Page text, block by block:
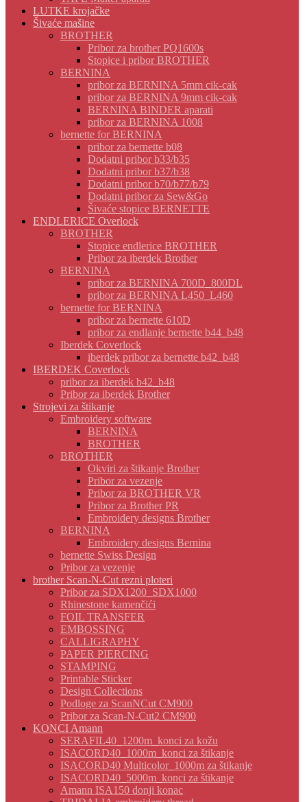
LUTKE krojačke
Šivaće mašine
BROTHER
Pribor za brother PQ1600s
Stopice i pribor BROTHER
BERNINA
pribor za BERNINA 5mm cik-cak
pribor za BERNINA 9mm cik-cak
BERNINA BINDER aparati
pribor za BERNINA 1008
bernette for BERNINA
pribor za bernette b08
Dodatni pribor b33/b35
Dodatni pribor b37/b38
Dodatni pribor b70/b77/b79
Dodatni pribor za Sew&Go
Šivaće stopice BERNETTE
ENDLERICE Overlock
BROTHER
Stopice endlerice BROTHER
Pribor za iberdek Brother
BERNINA
pribor za BERNINA 700D_800DL
pribor za BERNINA L450_L460
bernette for BERNINA
pribor za bernette 610D
pribor za endlanje bernette b44_b48
Iberdek Coverlock
iberdek pribor za bernette b42_b48
IBERDEK Coverlock
pribor za iberdek b42_b48
Pribor za iberdek Brother
Strojevi za štikanje
Embroidery software
BERNINA
BROTHER
BROTHER
Okviri za štikanje Brother
Pribor za vezenje
Pribor za BROTHER VR
Pribor za Brother PR
Embroidery designs Brother
BERNINA
Embroidery designs Bernina
bernette Swiss Design
Pribor za vezenje
brother Scan-N-Cut rezni ploteri
Pribor za SDX1200_SDX1000
Rhinestone kamenčići
FOIL TRANSFER
EMBOSSING
CALLIGRAPHY
PAPER PIERCING
STAMPING
Printable Sticker
Design Collections
Podloge za ScanNCut CM900
Pribor za Scan-N-Cut2 CM900
KONCI Amann
SERAFIL40_1200m_konci za kožu
ISACORD40_1000m_konci za štikanje
ISACORD40 Multicolor_1000m za štikanje
ISACORD40_5000m_konci za štikanje
Amann ISA150 donji konac